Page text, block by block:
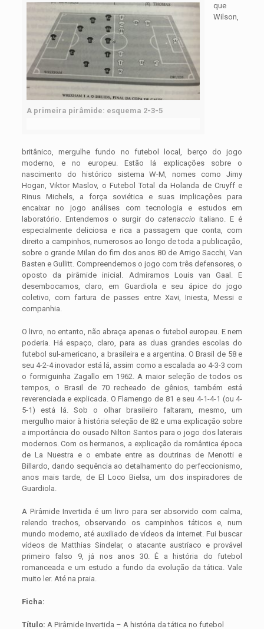
A primeira pirâmide: esquema 2-3-5
que
Wilson,
britânico, mergulhe fundo no futebol local, berço do jogo
moderno, e no europeu. Estão lá explicações sobre o
nascimento do histórico sistema W-M, nomes como Jimy
Hogan, Viktor Maslov, o Futebol Total da Holanda de Cruyff e
Rinus Michels, a força soviética e suas implicações para
encaixar no jogo análises com tecnologia e estudos em
laboratório. Entendemos o surgir docatenaccio italiano. E é
especialmente deliciosa e rica a passagem que conta, com
direito a campinhos, numerosos ao longo de toda a publicação,
sobre o grande Milan do fim dos anos 80 de Arrigo Sacchi, Van
Basten e Gullitt. Compreendemos o jogo com três defensores, o
oposto da pirâmide inicial. Admiramos Louis van Gaal. E
desembocamos, claro, em Guardiola e seu ápice do jogo
coletivo, com fartura de passes entre Xavi, Iniesta, Messi e
companhia.
O livro, no entanto, não abraça apenas o futebol europeu. E nem
poderia. Há espaço, claro, para as duas grandes escolas do
futebol sul-americano, a brasileira e a argentina. O Brasil de 58 e
seu 4-2-4 inovador está lá, assim como a escalada ao 4-3-3 com
o formiguinha Zagallo em 1962. A maior seleção de todos os
tempos, o Brasil de 70 recheado de gênios, também está
reverenciada e explicada. O Flamengo de 81 e seu 4-1-4-1 (ou 4-
5-1) está lá. Sob o olhar brasileiro faltaram, mesmo, um
mergulho maior à história seleção de 82 e uma explicação sobre
a importância do ousado Nilton Santos para o jogo dos laterais
modernos. Com os hermanos, a explicação da romântica época
de La Nuestra e o embate entre as doutrinas de Menotti e
Billardo, dando sequência ao detalhamento do perfeccionismo,
anos mais tarde, de El Loco Bielsa, um dos inspiradores de
Guardiola.
A Pirâmide Invertida é um livro para ser absorvido com calma,
relendo trechos, observando os campinhos táticos e, num
mundo moderno, até auxiliado de vídeos da internet. Fui buscar
vídeos de Matthias Sindelar, o atacante austríaco e provável
primeiro falso 9, já nos anos 30. É a história do futebol
romanceada e um estudo a fundo da evolução da tática. Vale
muito ler. Até na praia.
Ficha:
Título: A Pirâmide Invertida – A história da tática no futebol